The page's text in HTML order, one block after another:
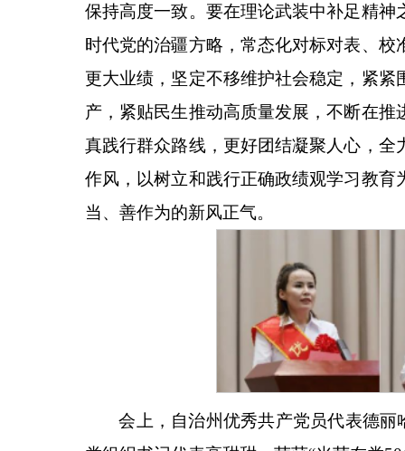
保持高度一致。要在理论武装中补足精
时代党的治疆方略，常态化对标对表、
更大业绩，坚定不移维护社会稳定，紧
产，紧贴民生推动高质量发展，不断在
真践行群众路线，更好团结凝聚人心，
作风，以树立和践行正确政绩观学习教
当、善作为的新风正气。
会上，自治州优秀共产党员代表德丽